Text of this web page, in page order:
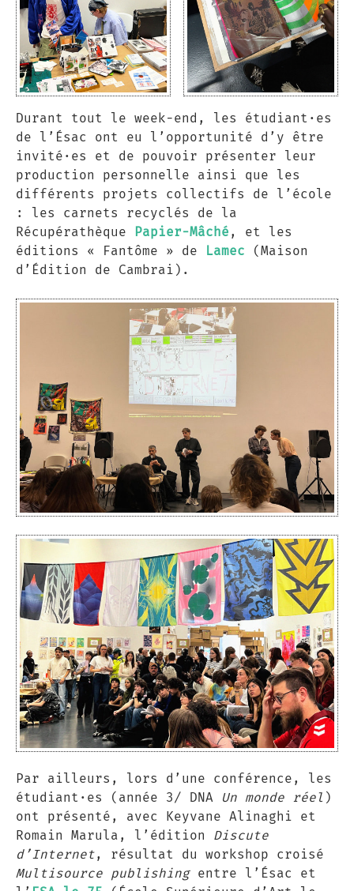
Durant tout le week-end, les étudiant·es
de l’Ésac ont eu l’opportunité d’y être
invité·es et de pouvoir présenter leur
production personnelle ainsi que les
différents projets collectifs de l’école
: les carnets recyclés de la
Récupérathèque
Papier-Mâché , et les
éditions « Fantôme » de
Lamec
(Maison
d’Édition de Cambrai).
Par ailleurs, lors d’une conférence, les
étudiant·es (année 3/ DNA
Un monde réel )
ont présenté, avec Keyvane Alinaghi et
Romain Marula, l’édition Discute
d’Internet, résultat du workshop croisé
Multisource publishing entre l’Ésac et